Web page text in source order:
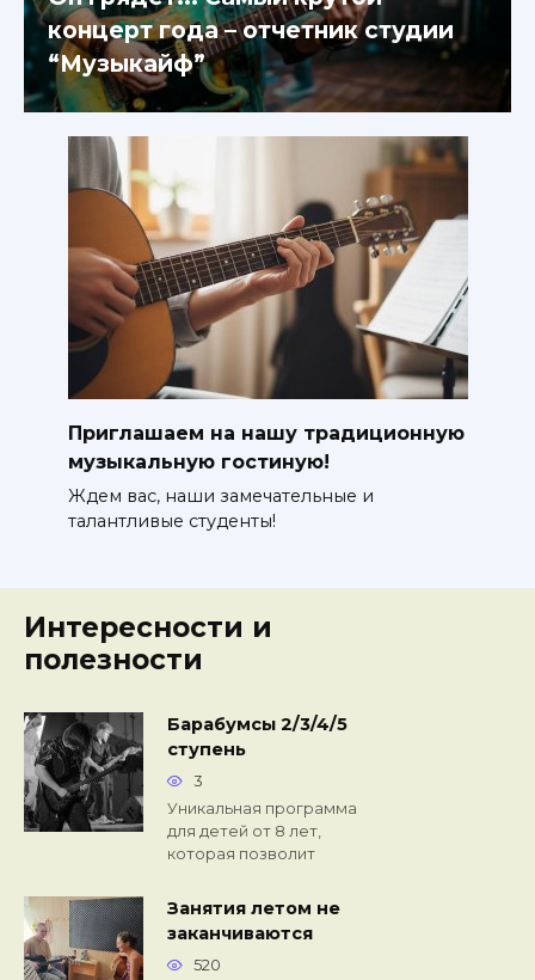
концерт года – отчетник студии
“Музыкайф”
Приглашаем на нашу традиционную
музыкальную гостиную!
Ждем вас, наши замечательные и
талантливые студенты!
Интересности и
полезности
Барабумсы 2/3/4/5
ступень
3
Уникальная программа
для детей от 8 лет,
которая позволит
Занятия летом не
заканчиваются
520